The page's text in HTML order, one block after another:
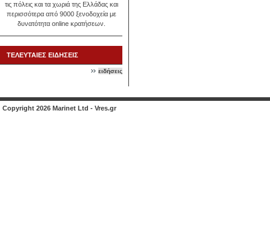
τις πόλεις και τα χωριά της Ελλάδας και
περισσότερα από 9000 ξενοδοχεία με
δυνατότητα online κρατήσεων.
ΤΕΛΕΥΤΑΙΕΣ ΕΙΔΗΣΕΙΣ
ειδήσεις
Copyright 2026 Marinet Ltd - Vres.gr